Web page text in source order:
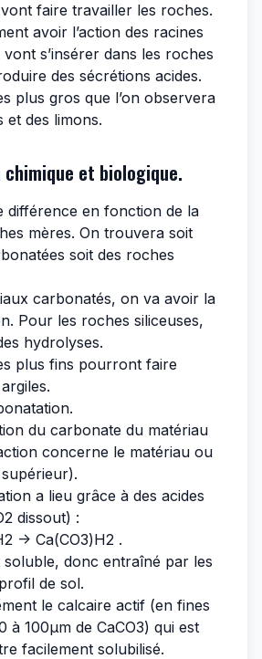
faire travailler les roches.
avoir l’action des racines
s’insérer dans les roches
des sécrétions acides.
plus gros que l’on observera
et des limons.
et biologique.
différence en fonction de la
mères. On trouvera soit
soit des roches
carbonatés, on va avoir la
Pour les roches siliceuses,
hydrolyses.
plus fins pourront faire
du carbonate du matériau
concerne le matériau ou
a lieu grâce à des acides
dissout) :
-> Ca(CO3)H2 .
soluble, donc entraîné par les
de sol.
le calcaire actif (en fines
à 100µm de CaCO3) qui est
facilement solubilisé.